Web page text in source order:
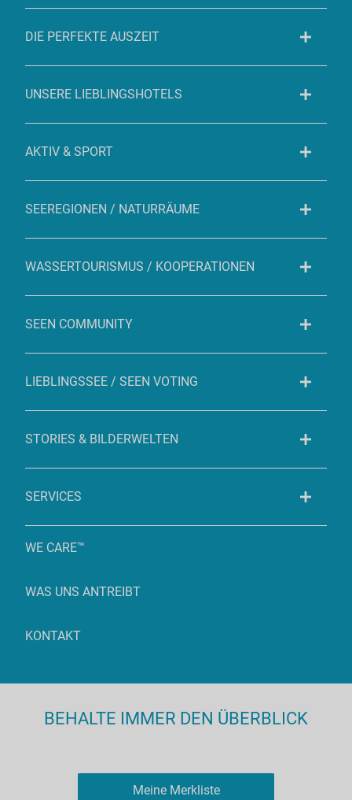
DIE PERFEKTE AUSZEIT
UNSERE LIEBLINGSHOTELS
AKTIV & SPORT
SEEREGIONEN / NATURRÄUME
WASSERTOURISMUS / KOOPERATIONEN
SEEN COMMUNITY
LIEBLINGSSEE / SEEN VOTING
STORIES & BILDERWELTEN
SERVICES
WE CARE™
WAS UNS ANTREIBT
KONTAKT
BEHALTE IMMER DEN ÜBERBLICK
Meine Merkliste